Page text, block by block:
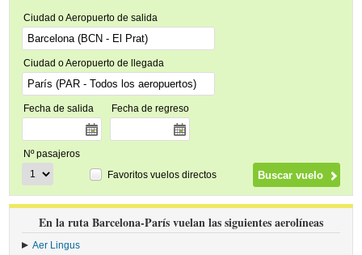
Ciudad o Aeropuerto de salida
Ciudad o Aeropuerto de llegada
Fecha de salida Fecha de regreso
Nº pasajeros
Favoritos vuelos directos
En la ruta Barcelona-París vuelan las siguientes aerolíneas
Aer Lingus